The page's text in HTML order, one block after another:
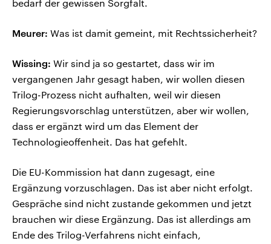
bedarf der gewissen Sorgfalt.
Meurer: Was ist damit gemeint, mit Rechtssicherheit?
Wissing: Wir sind ja so gestartet, dass wir im
vergangenen Jahr gesagt haben, wir wollen diesen
Trilog-Prozess nicht aufhalten, weil wir diesen
Regierungsvorschlag unterstützen, aber wir wollen,
dass er ergänzt wird um das Element der
Technologieoffenheit. Das hat gefehlt.
Die EU-Kommission hat dann zugesagt, eine
Ergänzung vorzuschlagen. Das ist aber nicht erfolgt.
Gespräche sind nicht zustande gekommen und jetzt
brauchen wir diese Ergänzung. Das ist allerdings am
Ende des Trilog-Verfahrens nicht einfach,